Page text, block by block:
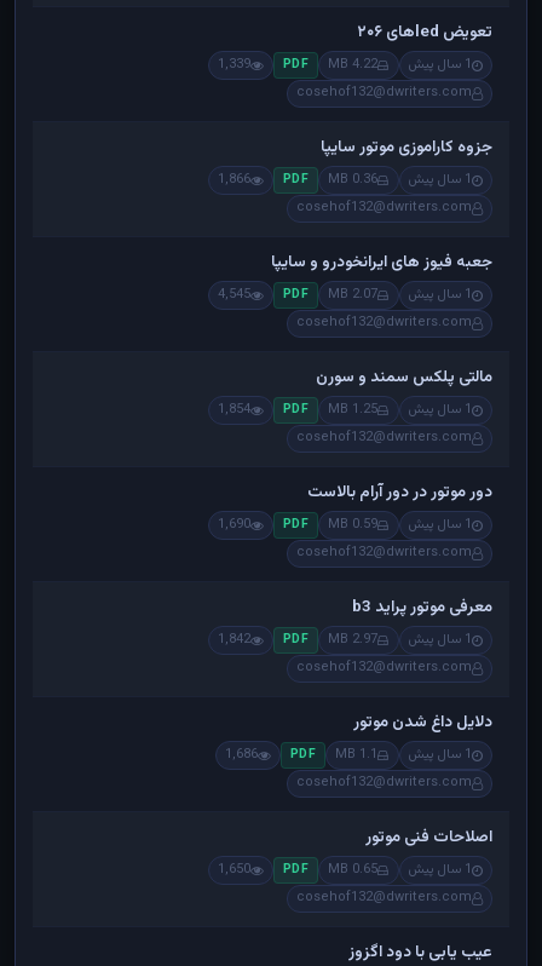
تعویض ledهای ۲۰۶
1 سال پیش 4.22 MB
PDF
1,339
cosehof132@dwriters.com
جزوه کاراموزی موتور سایپا
1 سال پیش 0.36 MB
PDF
1,866
cosehof132@dwriters.com
جعبه فیوز های ایرانخودرو و سایپا
1 سال پیش 2.07 MB
PDF
4,545
cosehof132@dwriters.com
مالتی پلکس سمند و سورن
1 سال پیش 1.25 MB
PDF
1,854
cosehof132@dwriters.com
دور موتور در دور آرام بالاست
1 سال پیش 0.59 MB
PDF
1,690
cosehof132@dwriters.com
معرفی موتور پراید b3
1 سال پیش 2.97 MB
PDF
1,842
cosehof132@dwriters.com
دلایل داغ شدن موتور
1 سال پیش 1.1 MB
PDF
1,686
cosehof132@dwriters.com
اصلاحات فنی موتور
1 سال پیش 0.65 MB
PDF
1,650
cosehof132@dwriters.com
عیب یابی با دود اگزوز